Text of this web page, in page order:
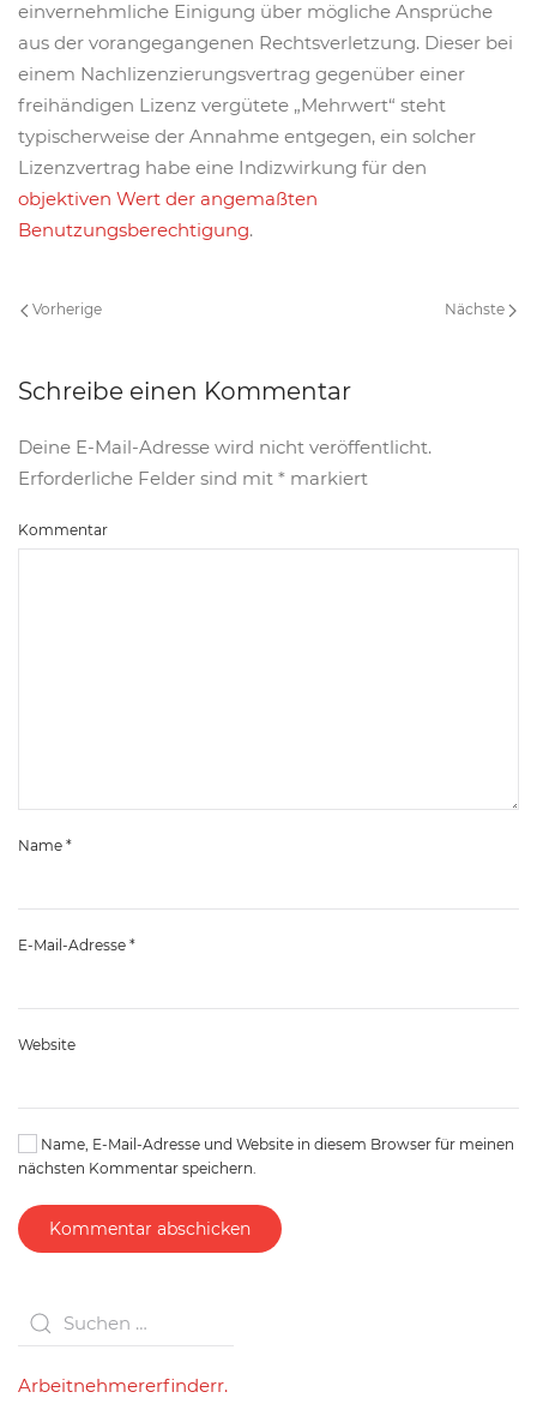
einvernehmliche Einigung über mögliche Ansprüche
aus der vorangegangenen Rechtsverletzung. Dieser bei
einem Nachlizenzierungsvertrag gegenüber einer
freihändigen Lizenz vergütete „Mehrwert“ steht
typischerweise der Annahme entgegen, ein solcher
Lizenzvertrag habe eine Indizwirkung für den
objektiven Wert der angemaßten
Benutzungsberechtigung.
Vorherige Nächste
Schreibe einen Kommentar
Deine E-Mail-Adresse wird nicht veröffentlicht.
Erforderliche Felder sind mit * markiert
Kommentar
Name *
E-Mail-Adresse *
Website
Name, E-Mail-Adresse und Website in diesem Browser für meinen
nächsten Kommentar speichern.
Kommentar abschicken
Arbeitnehmererfinderr.